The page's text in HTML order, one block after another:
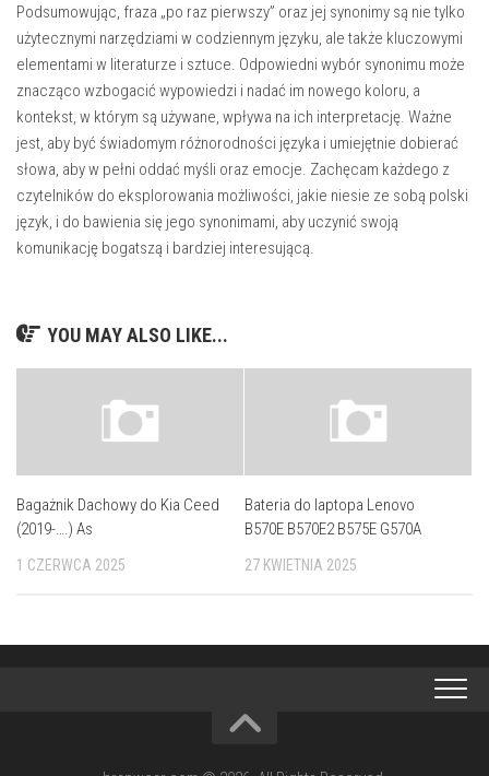
Podsumowując, fraza „po raz pierwszy” oraz jej synonimy są nie tylko
użytecznymi narzędziami w codziennym języku, ale także kluczowymi
elementami w literaturze i sztuce. Odpowiedni wybór synonimu może
znacząco wzbogacić wypowiedzi i nadać im nowego koloru, a
kontekst, w którym są używane, wpływa na ich interpretację. Ważne
jest, aby być świadomym różnorodności języka i umiejętnie dobierać
słowa, aby w pełni oddać myśli oraz emocje. Zachęcam każdego z
czytelników do eksplorowania możliwości, jakie niesie ze sobą polski
język, i do bawienia się jego synonimami, aby uczynić swoją
komunikację bogatszą i bardziej interesującą.
YOU MAY ALSO LIKE...
Bagażnik Dachowy do Kia Ceed
(2019-….) As
1 CZERWCA 2025
Bateria do laptopa Lenovo
B570E B570E2 B575E G570A
27 KWIETNIA 2025